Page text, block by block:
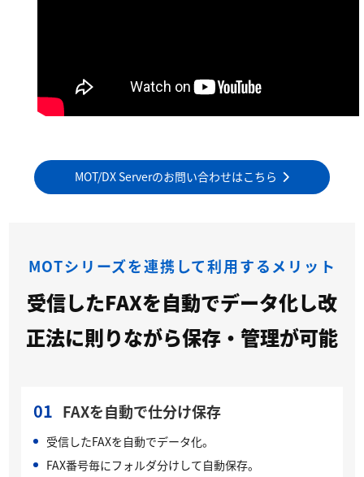
MOT/DX Serverのお問い合わせはこちら
MOTシリーズを連携して利用するメリット
受信したFAXを自動でデータ化し改
正法に則りながら保存・管理が可能
01 FAXを自動で仕分け保存
受信したFAXを自動でデータ化。
FAX番号毎にフォルダ分けして自動保存。